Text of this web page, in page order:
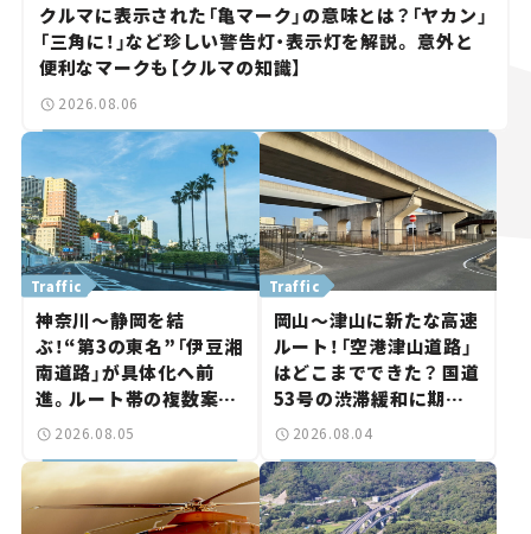
クルマに表示された「亀マーク」の意味とは？「ヤカン」
「三角に！」など珍しい警告灯・表示灯を解説。 意外と
便利なマークも【クルマの知識】
2026.08.06
神奈川～静岡を結
ぶ！“第3の東名”「伊豆湘
南道路」が具体化へ前
進。ルート帯の複数案検
討へ。熱海まで信号ゼロ
道路計画】
Traffic
2026.08.05
岡山～津山に新たな高速
ルート！「空港津山道路」
はどこまでできた？ 国道
53号の渋滞緩和に期待。
岡山市側でも動きが【い
Traffic
2026.08.04